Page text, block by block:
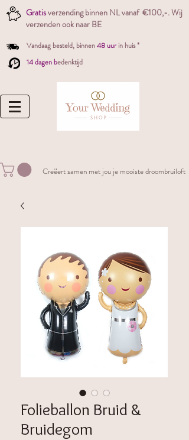
Gratisverzending binnen NL vanaf €100,-. Wij
verzenden ook naar BE
Vandaag besteld, binnen48 uur in huis *
14 dagen bedenktijd
Creëert samen met jou je mooiste droombruiloft
Folieballon Bruid &
Bruidegom